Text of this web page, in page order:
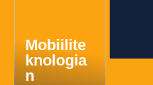
Mobiilite
knologia
n